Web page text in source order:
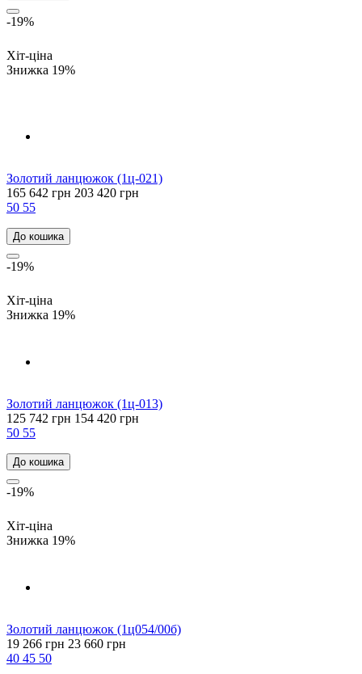
-19%
Хіт-ціна
Знижка 19%
Золотий ланцюжок (1ц-021)
165 642 грн 203 420 грн
50 55
До кошика
-19%
Хіт-ціна
Знижка 19%
Золотий ланцюжок (1ц-013)
125 742 грн 154 420 грн
50 55
До кошика
-19%
Хіт-ціна
Знижка 19%
Золотий ланцюжок (1ц054/00б)
19 266 грн 23 660 грн
40 45 50